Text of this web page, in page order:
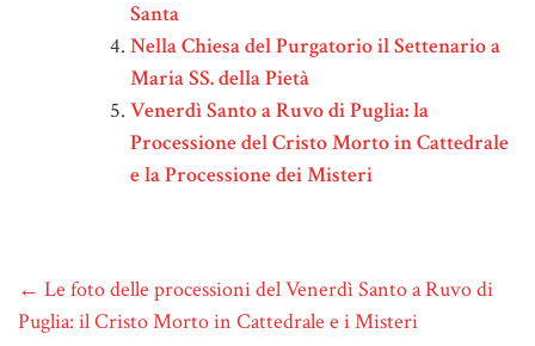
Santa
Nella Chiesa del Purgatorio il Settenario a
Maria SS. della Pietà
Venerdì Santo a Ruvo di Puglia: la
Processione del Cristo Morto in Cattedrale
e la Processione dei Misteri
← Le foto delle processioni del Venerdì Santo a Ruvo di
Puglia: il Cristo Morto in Cattedrale e i Misteri